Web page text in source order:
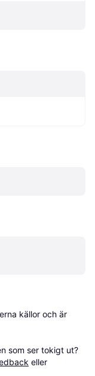
källor och är
som ser tokigt ut?
eller